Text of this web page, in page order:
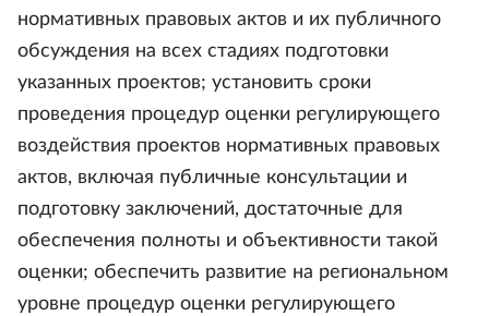
нормативных правовых актов и их публичного
обсуждения на всех стадиях подготовки
указанных проектов; установить сроки
проведения процедур оценки регулирующего
воздействия проектов нормативных правовых
актов, включая публичные консультации и
подготовку заключений, достаточные для
обеспечения полноты и объективности такой
оценки; обеспечить развитие на региональном
уровне процедур оценки регулирующего